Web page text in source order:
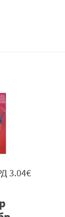
Ew
картички код